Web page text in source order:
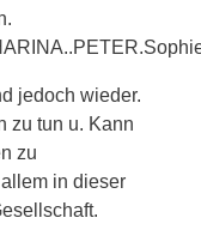
jedoch wieder.
zu tun u. Kann
zu
in dieser